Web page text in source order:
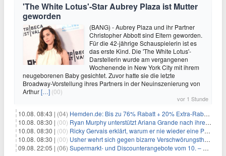
'The White Lotus'-Star Aubrey Plaza ist Mutter
geworden
(BANG) - Aubrey Plaza und ihr Partner
Christopher Abbott sind Eltern geworden.
Für die 42-jährige Schauspielerin ist es
das erste Kind. Die 'The White Lotus'-
Darstellerin wurde am vergangenen
Wochenende in New York City mit ihrem
neugeborenen Baby gesichtet. Zuvor hatte sie die letzte
Broadway-Vorstellung ihres Partners in der Neuinszenierung von
Arthur[…] (00)
vor 1 Stunde
10.08. 08:43 | (04) Hemden.de: Bis zu 76% Rabatt + 20% Extra-Rabatt auf ALLE Hemden
10.08. 08:30 | (00) Ryan Murphy unterstützt Ariana Grande nach ihrem Ausstieg bei 'American Horror Story'
10.08. 08:30 | (00) Ricky Gervais erklärt, warum er nie wieder eine Preisverleihung moderieren will
10.08. 08:30 | (00) Usher wehrt sich gegen bizarre Verschwörungstheorie über angeblichen 'Klon'
09.08. 22:05 | (06) Supermarkt- und Discounterangebote vom 10. – 15.08.2026